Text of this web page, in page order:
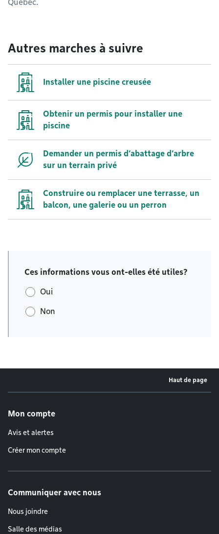
Québec.
Autres marches à suivre
Installer une piscine creusée
Obtenir un permis pour installer une
piscine
Demander un permis d’abattage d’arbre
sur un terrain privé
Construire ou remplacer une terrasse, un
balcon, une galerie ou un perron
Ces informations vous ont-elles été utiles?
Oui
Non
Haut de page
Mon compte
Avis et alertes
Créer mon compte
Communiquer avec nous
Nous joindre
Salle des médias